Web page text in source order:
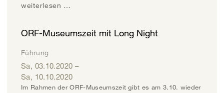
weiterlesen …
ORF-Museumszeit mit Long Night
Führung
Sa, 03.10.2020 –
Sa, 10.10.2020
Im Rahmen der ORF-Museumszeit gibt es am 3.10. wieder